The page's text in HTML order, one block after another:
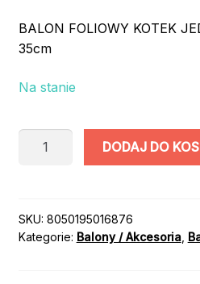
BALON FOLIOWY KOTEK
35cm
Na stanie
JEDNOROŻEC
RÓŻ
DODAJ DO
SKU: 8050195016876
Kategorie: Balony / Akcesoria,